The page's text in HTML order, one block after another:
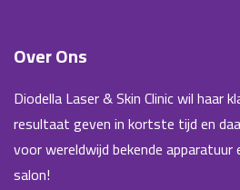
Over Ons
Diodella Laser & Skin Clinic wil haar
resultaat geven in kortste tijd en
voor wereldwijd bekende
salon!